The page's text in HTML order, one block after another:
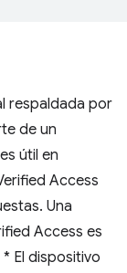
respaldada por
de un
útil en
Access
Una
Access es
El dispositivo